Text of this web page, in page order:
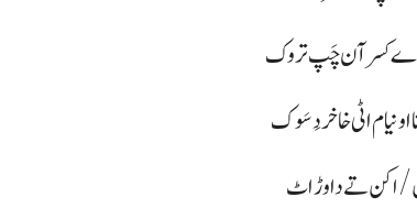
اے کسر آن چَپ تروک
نیام اٹی خاخر دَسَوک
اکن تے دا وڑ اٹ